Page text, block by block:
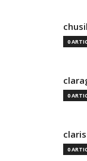
0
0
0